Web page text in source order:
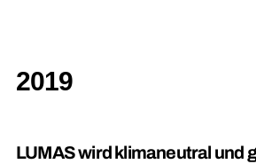
2019
LUMAS wird klimaneutral und